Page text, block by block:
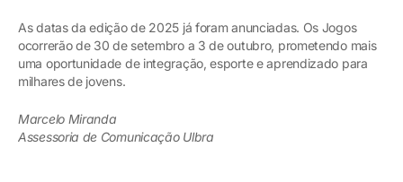
As datas da edição de 2025 já foram anunciadas. Os Jogos
ocorrerão de 30 de setembro a 3 de outubro, prometendo mais
uma oportunidade de integração, esporte e aprendizado para
milhares de jovens.
Marcelo Miranda
Assessoria de Comunicação Ulbra